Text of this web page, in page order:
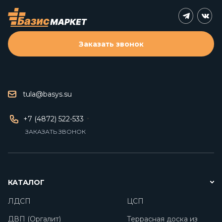
tula@basys.su
+7 (4872) 522-533
ЗАКАЗАТЬ ЗВОНОК
Заказать звонок
КАТАЛОГ
ЛДСП
ЦСП
ДВП (Оргалит)
Террасная доска из